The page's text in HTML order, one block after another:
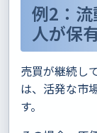
例2：
人が保
売買が継続し
は、活発な市
す。